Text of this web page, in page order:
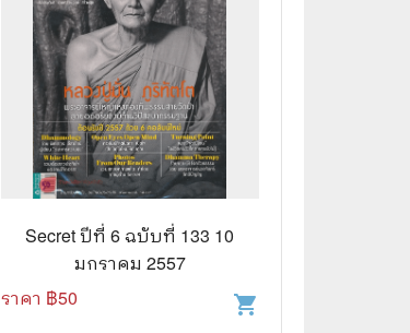
Secret ปีที่ 6 ฉบับที่ 133 10
มกราคม 2557
ราคา ฿50 shopping_cart